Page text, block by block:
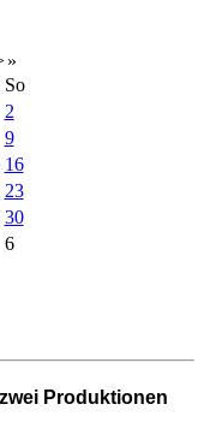
»
So
2
9
16
23
30
6
zwei Produktionen